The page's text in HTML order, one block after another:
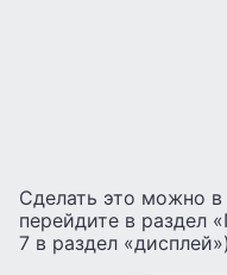
Сделать это можно
перейдите в раздел
7 в раздел